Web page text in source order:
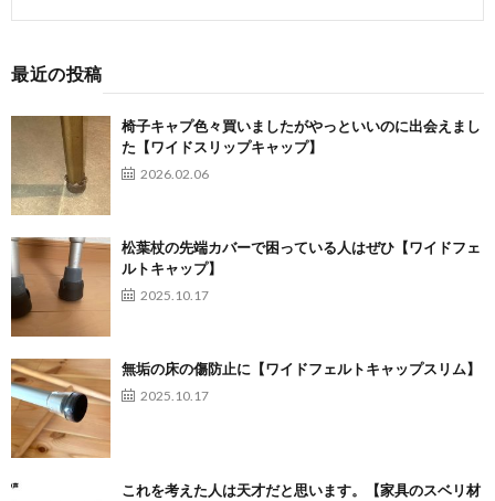
最近の投稿
椅子キャプ色々買いましたがやっといいのに出会えまし
た【ワイドスリップキャップ】
2026.02.06
松葉杖の先端カバーで困っている人はぜひ【ワイドフェ
ルトキャップ】
2025.10.17
無垢の床の傷防止に【ワイドフェルトキャップスリム】
2025.10.17
これを考えた人は天才だと思います。【家具のスベリ材